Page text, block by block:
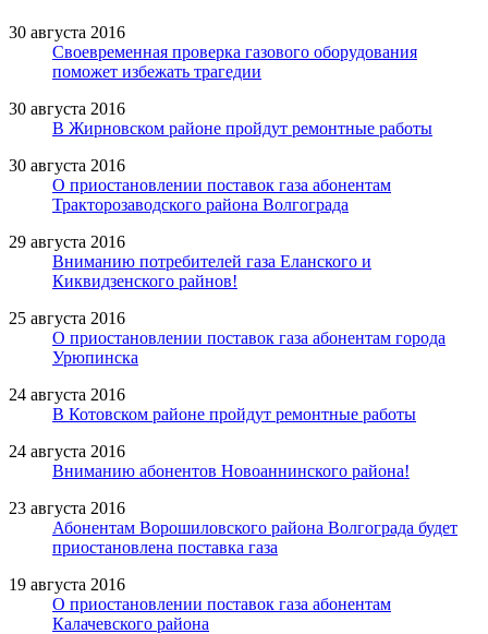
30 августа 2016
Своевременная проверка газового оборудования
поможет избежать трагедии
30 августа 2016
В Жирновском районе пройдут ремонтные работы
30 августа 2016
О приостановлении поставок газа абонентам
Тракторозаводского района Волгограда
29 августа 2016
Вниманию потребителей газа Еланского и
Киквидзенского райнов!
25 августа 2016
О приостановлении поставок газа абонентам города
Урюпинска
24 августа 2016
В Котовском районе пройдут ремонтные работы
24 августа 2016
Вниманию абонентов Новоаннинского района!
23 августа 2016
Абонентам Ворошиловского района Волгограда будет
приостановлена поставка газа
19 августа 2016
О приостановлении поставок газа абонентам
Калачевского района